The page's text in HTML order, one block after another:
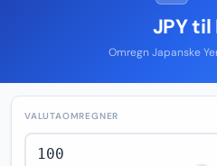
JPY til
Omregn Japanske
VALUTAOMREGNER